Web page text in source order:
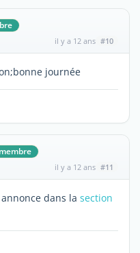
il y a 12 ans #10
journée
il y a 12 ans #11
dans la section